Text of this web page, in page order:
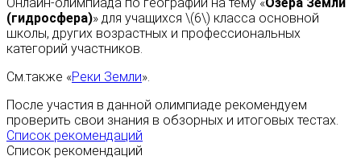
Онлайн-олимпиада по географии на тему «Озёра Земли
(гидросфера)» для учащихся \(6\) класса основной
школы, других возрастных и профессиональных
категорий участников.
См.также «Реки Земли».
После участия в данной олимпиаде рекомендуем
проверить свои знания в обзорных и итоговых тестах.
Список рекомендаций
Список рекомендаций